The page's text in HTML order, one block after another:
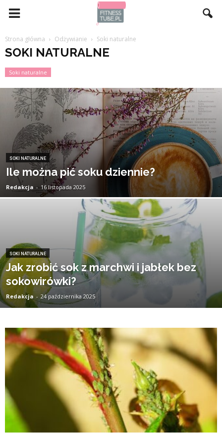
Strona główna Odżywianie Soki naturalne
SOKI NATURALNE
Soki naturalne
SOKI NATURALNE
Ile można pić soku dziennie?
Redakcja - 16 listopada 2025
SOKI NATURALNE
Jak zrobić sok z marchwi i jabłek bez
sokowirówki?
Redakcja - 24 października 2025